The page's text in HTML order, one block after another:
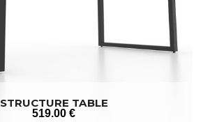
STRUCTURE TABLE
519.00 €